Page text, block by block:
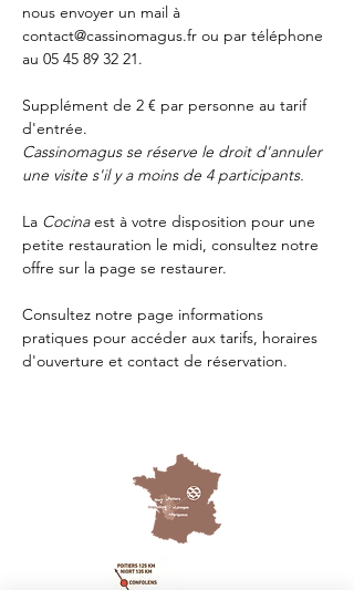
nous envoyer un mail à
contact@cassinomagus.fr ou par téléphone
au 05 45 89 32 21.
Supplément de 2 € par personne au tarif
d'entrée.
Cassinomagus se réserve le droit d'annuler
une visite s'il y a moins de 4 participants.
La Cocina est à votre disposition pour une
petite restauration le midi, consultez notre
offre sur la page se restaurer.
Consultez notre page informations
pratiques pour accéder aux tarifs, horaires
d'ouverture et contact de réservation.